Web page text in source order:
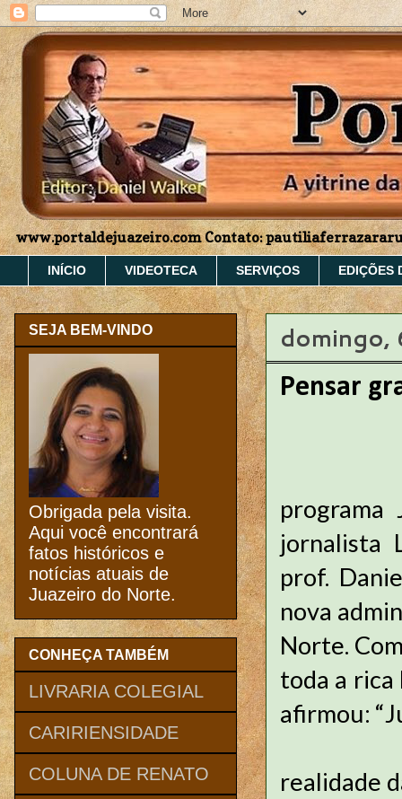
www.portaldejuazeiro.com Contato:
INÍCIO VIDEOTECA SERVIÇOS EDIÇÕES
domingo,
Pensar
jornalista
prof.
nova
Norte.
toda a rica
afirmou:
realidade
SEJA BEM-VINDO
Obrigada pela visita.
Aqui você encontrará
fatos históricos e
notícias atuais de
Juazeiro do Norte.
CONHEÇA TAMBÉM
LIVRARIA COLEGIAL
CARIRIENSIDADE
COLUNA DE RENATO